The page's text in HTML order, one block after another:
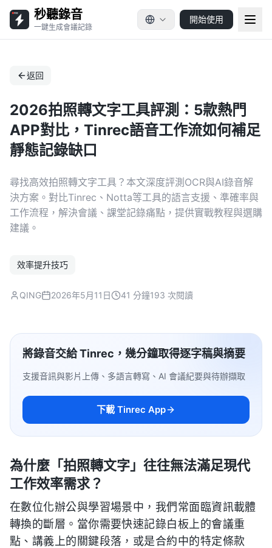
秒聽錄音
一鍵生成會議記錄
開始使用
返回
2026拍照轉文字工具評測：5款熱門
APP對比，Tinrec語音工作流如何補足
靜態記錄缺口
尋找高效拍照轉文字工具？本文深度評測OCR與AI錄音解
決方案。對比Tinrec、Notta等工具的語言支援、準確率與
工作流程，解決會議、課堂記錄痛點，提供實戰教程與選購
建議。
效率提升技巧
QING 2026年5月11日 41 分鐘193 次閱讀
將錄音交給 Tinrec，幾分鐘取得逐字稿與摘要
支援音訊與影片上傳、多語言轉寫、AI 會議紀要與待辦擷取
下載 Tinrec App
為什麼「拍照轉文字」往往無法滿足現代
工作效率需求？
在數位化辦公與學習場景中，我們常面臨資訊載體
轉換的斷層。當你需要快速記錄白板上的會議重
點、講義上的關鍵段落，或是合約中的特定條款